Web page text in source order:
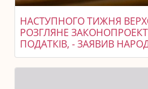
НАСТУПНОГО ТИЖНЯ
РОЗГЛЯНЕ
ПОДАТКІВ, - ЗАЯВИВ